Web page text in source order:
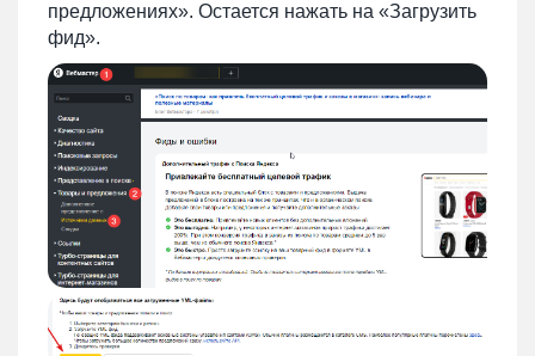
предложениях». Остается нажать на «Загрузить
фид».